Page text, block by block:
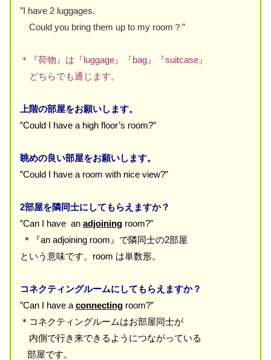
”I have 2 luggages.
Could you bring them up to my room？”
＊『荷物』は『luggage』『bag』『suitcase』
どちらでも通じます。
上階の部屋をお願いします。
”Could I have a high floor’s room?”
眺めの良い部屋をお願いします。
”Could I have a room with nice view?”
2部屋を隣同士にしてもらえますか？
”Can I have an adjoining room?”
＊『an adjoining room』で隣同士の2部屋
という意味です。room は単数形。
コネクティングルームにしてもらえますか？
”Can I have a connecting room?”
＊コネクティングルームはお部屋同士が
内側で行き来できるようにつながっている
部屋です。